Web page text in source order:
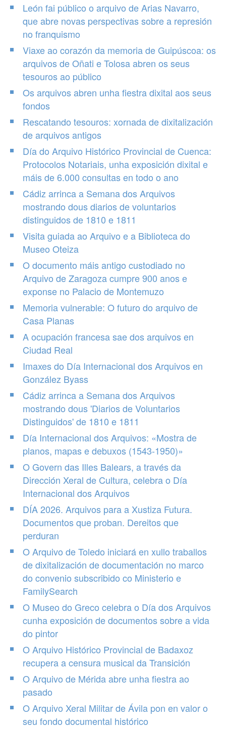
León fai público o arquivo de Arias Navarro,
que abre novas perspectivas sobre a represión
no franquismo
Viaxe ao corazón da memoria de Guipúscoa: os
arquivos de Oñati e Tolosa abren os seus
tesouros ao público
Os arquivos abren unha fiestra dixital aos seus
fondos
Rescatando tesouros: xornada de dixitalización
de arquivos antigos
Día do Arquivo Histórico Provincial de Cuenca:
Protocolos Notariais, unha exposición dixital e
máis de 6.000 consultas en todo o ano
Cádiz arrinca a Semana dos Arquivos
mostrando dous diarios de voluntarios
distinguidos de 1810 e 1811
Visita guiada ao Arquivo e a Biblioteca do
Museo Oteiza
O documento máis antigo custodiado no
Arquivo de Zaragoza cumpre 900 anos e
exponse no Palacio de Montemuzo
Memoria vulnerable: O futuro do arquivo de
Casa Planas
A ocupación francesa sae dos arquivos en
Ciudad Real
Imaxes do Día Internacional dos Arquivos en
González Byass
Cádiz arrinca a Semana dos Arquivos
mostrando dous 'Diarios de Voluntarios
Distinguidos' de 1810 e 1811
Día Internacional dos Arquivos: «Mostra de
planos, mapas e debuxos (1543-1950)»
O Govern das Illes Balears, a través da
Dirección Xeral de Cultura, celebra o Día
Internacional dos Arquivos
DÍA 2026. Arquivos para a Xustiza Futura.
Documentos que proban. Dereitos que
perduran
O Arquivo de Toledo iniciará en xullo traballos
de dixitalización de documentación no marco
do convenio subscribido co Ministerio e
FamilySearch
O Museo do Greco celebra o Día dos Arquivos
cunha exposición de documentos sobre a vida
do pintor
O Arquivo Histórico Provincial de Badaxoz
recupera a censura musical da Transición
O Arquivo de Mérida abre unha fiestra ao
pasado
O Arquivo Xeral Militar de Ávila pon en valor o
seu fondo documental histórico